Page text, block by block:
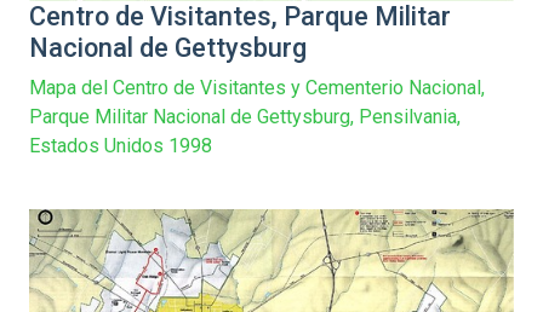
Centro de Visitantes, Parque Militar
Nacional de Gettysburg
Mapa del Centro de Visitantes y Cementerio Nacional,
Parque Militar Nacional de Gettysburg, Pensilvania,
Estados Unidos 1998